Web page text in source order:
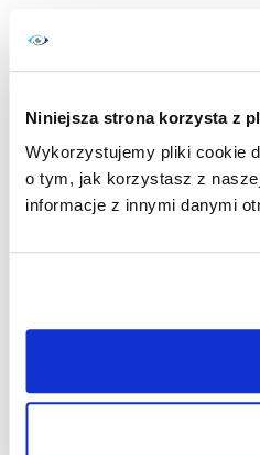
Niniejsza strona korzysta z
Wykorzystujemy pliki cookie
o tym, jak korzystasz z
informacje z innymi danymi